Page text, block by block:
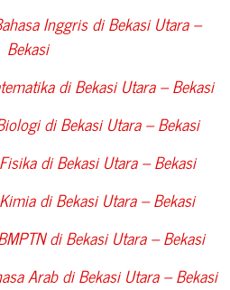
Inggris diBekasi Utara –
Bekasi
diBekasi Utara – Bekasi
diBekasi Utara – Bekasi
diBekasi Utara – Bekasi
diBekasi Utara – Bekasi
diBekasi Utara – Bekasi
Arab diBekasi Utara – Bekasi